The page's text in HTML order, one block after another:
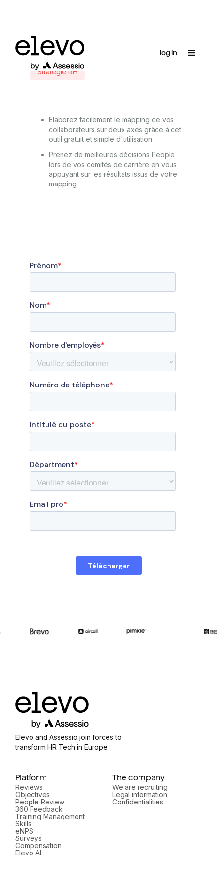
log in
Stratégie RH
Elaborez facilement le mapping de vos
collaborateurs sur deux axes grâce à cet
outil gratuit et simple d'utilisation.
Prenez de meilleures décisions People
lors de vos comités de carrière en vous
appuyant sur les résultats issus de votre
mapping.
Elevo and Assessio join forces to
transform HR Tech in Europe.
Platform
Reviews
Objectives
People Review
360 Feedback
Training Management
Skills
eNPS
Surveys
Compensation
Elevo AI
The company
We are recruiting
Legal information
Confidentialities